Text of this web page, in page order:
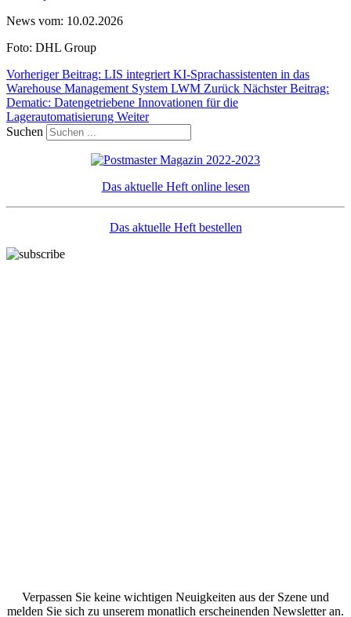
News vom: 10.02.2026
Foto: DHL Group
Vorheriger Beitrag: LIS integriert KI-Sprachassistenten in das
Warehouse Management System LWM Zurück Nächster Beitrag:
Dematic: Datengetriebene Innovationen für die
Lagerautomatisierung Weiter
Suchen
Das aktuelle Heft online lesen
Das aktuelle Heft bestellen
Verpassen Sie keine wichtigen Neuigkeiten aus der Szene und
melden Sie sich zu unserem monatlich erscheinenden Newsletter an.